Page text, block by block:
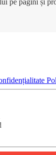
pe pagini și